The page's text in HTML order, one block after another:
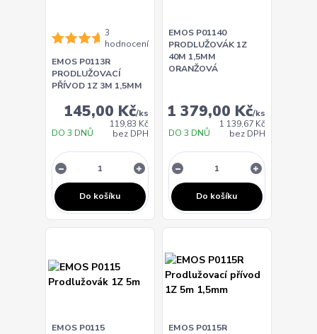
3
hodnocení
EMOS P0113R
PRODLUŽOVACÍ
PŘÍVOD 1Z 3M 1,5MM
145,00 Kč/ks
119,83 Kč
bez DPH
DO 3 DNŮ
Do košíku
EMOS P01140
PRODLUŽOVÁK 1Z
40M 1,5MM
ORANŽOVÁ
1 379,00 Kč/ks
1 139,67 Kč
bez DPH
DO 3 DNŮ
Do košíku
EMOS P0115 EMOS P0115R